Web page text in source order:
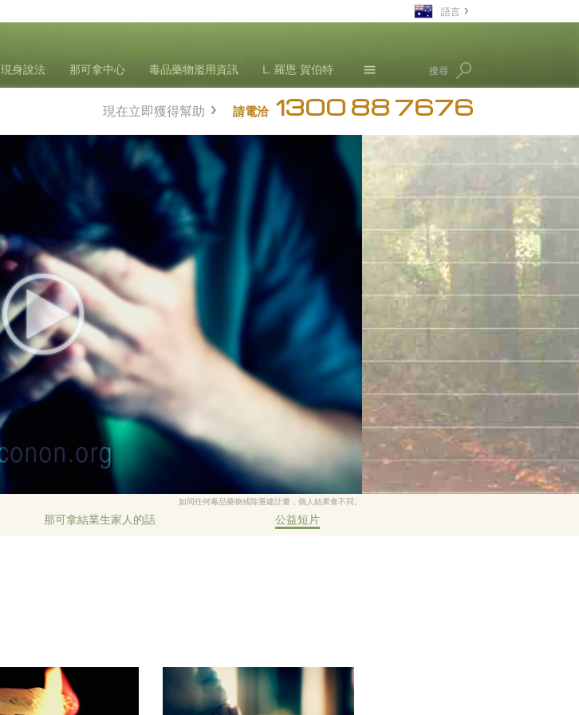
現身說法 那可拿中心 毒品藥物濫用資訊 L. 羅恩 賀伯特
那可拿新聞
搜尋
語言
繁體中文
日文
請電洽 1300 88 7676
現在立即獲得幫助
如同任何毒品藥物戒除重建計畫，個人結果會不同。
那可拿結業生家人的話 公益短片